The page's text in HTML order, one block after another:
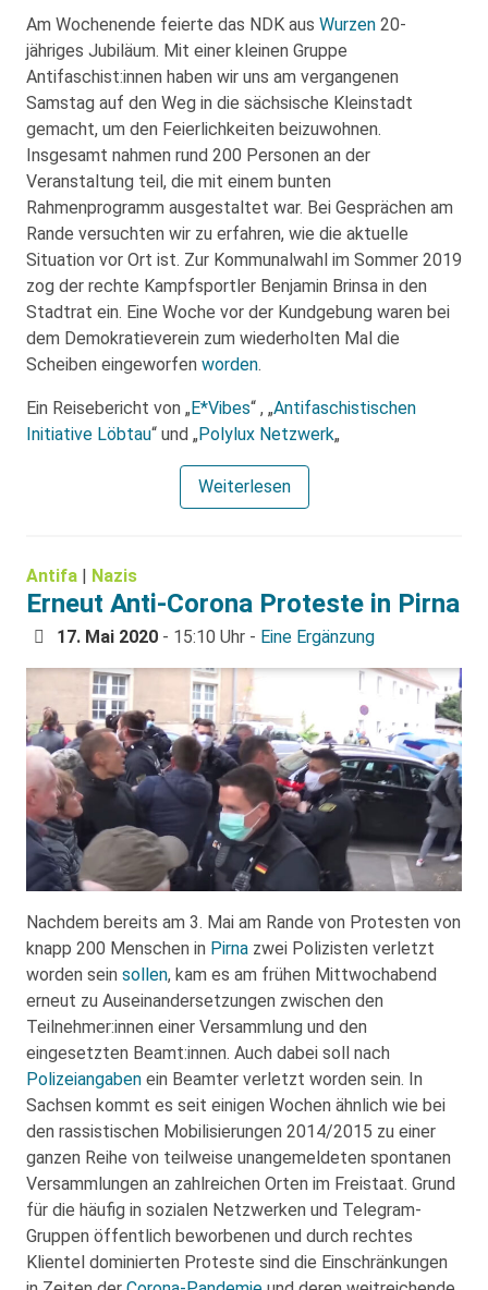
Am Wochenende feierte das NDK aus Wurzen 20-
jähriges Jubiläum. Mit einer kleinen Gruppe
Antifaschist:innen haben wir uns am vergangenen
Samstag auf den Weg in die sächsische Kleinstadt
gemacht, um den Feierlichkeiten beizuwohnen.
Insgesamt nahmen rund 200 Personen an der
Veranstaltung teil, die mit einem bunten
Rahmenprogramm ausgestaltet war. Bei Gesprächen am
Rande versuchten wir zu erfahren, wie die aktuelle
Situation vor Ort ist. Zur Kommunalwahl im Sommer 2019
zog der rechte Kampfsportler Benjamin Brinsa in den
Stadtrat ein. Eine Woche vor der Kundgebung waren bei
dem Demokratieverein zum wiederholten Mal die
Scheiben eingeworfen worden.
Ein Reisebericht von „E*Vibes“ , „Antifaschistischen
Initiative Löbtau“ und „Polylux Netzwerk„
Weiterlesen
Antifa | Nazis
Erneut Anti-Corona Proteste in Pirna
17. Mai 2020 - 15:10 Uhr - Eine Ergänzung
Nachdem bereits am 3. Mai am Rande von Protesten von
knapp 200 Menschen in Pirna zwei Polizisten verletzt
worden sein sollen, kam es am frühen Mittwochabend
erneut zu Auseinandersetzungen zwischen den
Teilnehmer:innen einer Versammlung und den
eingesetzten Beamt:innen. Auch dabei soll nach
Polizeiangaben ein Beamter verletzt worden sein. In
Sachsen kommt es seit einigen Wochen ähnlich wie bei
den rassistischen Mobilisierungen 2014/2015 zu einer
ganzen Reihe von teilweise unangemeldeten spontanen
Versammlungen an zahlreichen Orten im Freistaat. Grund
für die häufig in sozialen Netzwerken und Telegram-
Gruppen öffentlich beworbenen und durch rechtes
Klientel dominierten Proteste sind die Einschränkungen